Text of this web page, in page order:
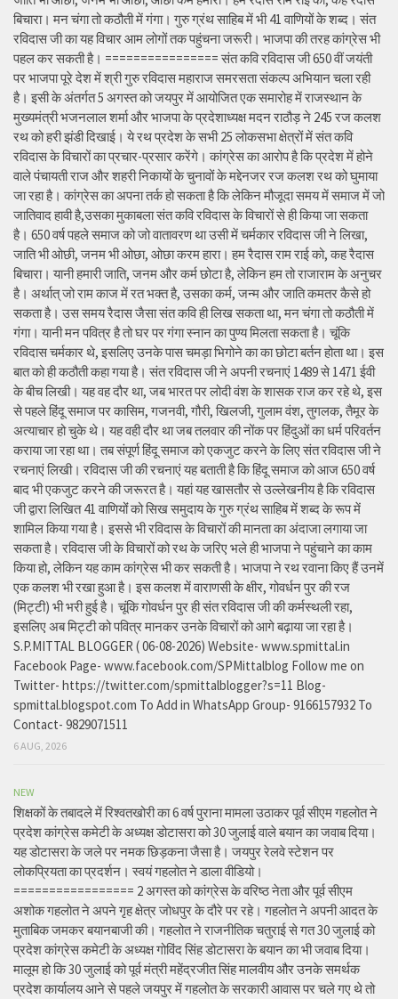
बिचारा। मन चंगा तो कठौती में गंगा। गुरु ग्रंथ साहिब में भी 41 वाणियों के शब्द। संत
रविदास जी का यह विचार आम लोगों तक पहुंचना जरूरी। भाजपा की तरह कांग्रेस भी
पहल कर सकती है। ================ संत कवि रविदास जी 650 वीं जयंती
पर भाजपा पूरे देश में श्री गुरु रविदास महाराज समरसता संकल्प अभियान चला रही
है। इसी के अंतर्गत 5 अगस्त को जयपुर में आयोजित एक समारोह में राजस्थान के
मुख्यमंत्री भजनलाल शर्मा और भाजपा के प्रदेशाध्यक्ष मदन राठौड़ ने 245 रज कलश
रथ को हरी झंडी दिखाई। ये रथ प्रदेश के सभी 25 लोकसभा क्षेत्रों में संत कवि
रविदास के विचारों का प्रचार-प्रसार करेंगे। कांग्रेस का आरोप है कि प्रदेश में होने
वाले पंचायती राज और शहरी निकायों के चुनावों के मद्देनजर रज कलश रथ को घुमाया
जा रहा है। कांग्रेस का अपना तर्क हो सकता है कि लेकिन मौजूदा समय में समाज में जो
जातिवाद हावी है,उसका मुकाबला संत कवि रविदास के विचारों से ही किया जा सकता
है। 650 वर्ष पहले समाज को जो वातावरण था उसी में चर्मकार रविदास जी ने लिखा,
जाति भी ओछी, जनम भी ओछा, ओछा करम हारा। हम रैदास राम राई को, कह रैदास
बिचारा। यानी हमारी जाति, जनम और कर्म छोटा है, लेकिन हम तो राजाराम के अनुचर
है। अर्थात् जो राम काज में रत भक्त है, उसका कर्म, जन्म और जाति कमतर कैसे हो
सकता है। उस समय रैदास जैसा संत कवि ही लिख सकता था, मन चंगा तो कठौती में
गंगा। यानी मन पवित्र है तो घर पर गंगा स्नान का पुण्य मिलता सकता है। चूंकि
रविदास चर्मकार थे, इसलिए उनके पास चमड़ा भिगोने का का छोटा बर्तन होता था। इस
बात को ही कठौती कहा गया है। संत रविदास जी ने अपनी रचनाएं 1489 से 1471 ईवी
के बीच लिखी। यह वह दौर था, जब भारत पर लोदी वंश के शासक राज कर रहे थे, इस
से पहले हिंदू समाज पर कासिम, गजनवी, गौरी, खिलजी, गुलाम वंश, तुगलक, तैमूर के
अत्याचार हो चुके थे। यह वही दौर था जब तलवार की नोंक पर हिंदुओं का धर्म परिवर्तन
कराया जा रहा था। तब संपूर्ण हिंदू समाज को एकजुट करने के लिए संत रविदास जी ने
रचनाएं लिखी। रविदास जी की रचनाएं यह बताती है कि हिंदू समाज को आज 650 वर्ष
बाद भी एकजुट करने की जरूरत है। यहां यह खासतौर से उल्लेखनीय है कि रविदास
जी द्वारा लिखित 41 वाणियोंं को सिख समुदाय के गुरु ग्रंथ साहिब में शब्द के रूप में
शामिल किया गया है। इससे भी रविदास के विचारों की मानता का अंदाजा लगाया जा
सकता है। रविदास जी के विचारों को रथ के जरिए भले ही भाजपा ने पहुंचाने का काम
किया हो, लेकिन यह काम कांग्रेस भी कर सकती है। भाजपा ने रथ रवाना किए हैं उनमें
एक कलश भी रखा हुआ है। इस कलश में वाराणसी के क्षीर, गोवर्धन पुर की रज
(मिट्टी) भी भरी हुई है। चूंकि गोवर्धन पुर ही संत रविदास जी की कर्मस्थली रहा,
इसलिए अब मिट्टी को पवित्र मानकर उनके विचारों को आगे बढ़ाया जा रहा है।
S.P.MITTAL BLOGGER ( 06-08-2026) Website- www.spmittal.in
Facebook Page- www.facebook.com/SPMittalblog Follow me on
Twitter- https://twitter.com/spmittalblogger?s=11 Blog-
spmittal.blogspot.com To Add in WhatsApp Group- 9166157932 To
Contact- 9829071511
6 AUG, 2026
NEW
शिक्षकों के तबादले में रिश्वतखोरी का 6 वर्ष पुराना मामला उठाकर पूर्व सीएम गहलोत ने
प्रदेश कांग्रेस कमेटी के अध्यक्ष डोटासरा को 30 जुलाई वाले बयान का जवाब दिया।
यह डोटासरा के जले पर नमक छिड़कना जैसा है। जयपुर रेलवे स्टेशन पर
लोकप्रियता का प्रदर्शन। स्वयं गहलोत ने डाला वीडियो।
================= 2 अगस्त को कांग्रेस के वरिष्ठ नेता और पूर्व सीएम
अशोक गहलोत ने अपने गृह क्षेत्र जोधपुर के दौरे पर रहे। गहलोत ने अपनी आदत के
मुताबिक जमकर बयानबाजी की। गहलोत ने राजनीतिक चतुराई से गत 30 जुलाई को
प्रदेश कांग्रेस कमेटी के अध्यक्ष गोविंद सिंह डोटासरा के बयान का भी जवाब दिया।
मालूम हो कि 30 जुलाई को पूर्व मंत्री महेंद्रजीत सिंह मालवीय और उनके समर्थक
प्रदेश कार्यालय आने से पहले जयपुर में गहलोत के सरकारी आवास पर चले गए थे तो